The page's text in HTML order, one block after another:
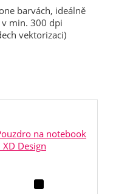
barvách, ideálně
min. 300 dpi
vektorizaci)